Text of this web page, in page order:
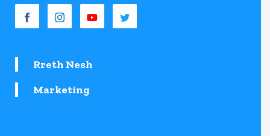
Rreth Nesh
Marketing